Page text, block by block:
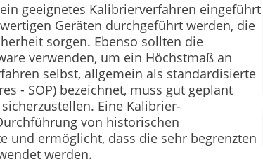
geeignetes Kalibrierverfahren eingeführt
Geräten durchgeführt werden, die
sorgen. Ebenso sollten die
verwenden, um ein Höchstmaß an
selbst, allgemein als standardisierte
- SOP) bezeichnet, muss gut geplant
Eine Kalibrier-
von historischen
und ermöglicht, dass die sehr begrenzten
werden.